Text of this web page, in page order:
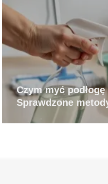
Czym myć
Sprawdzone